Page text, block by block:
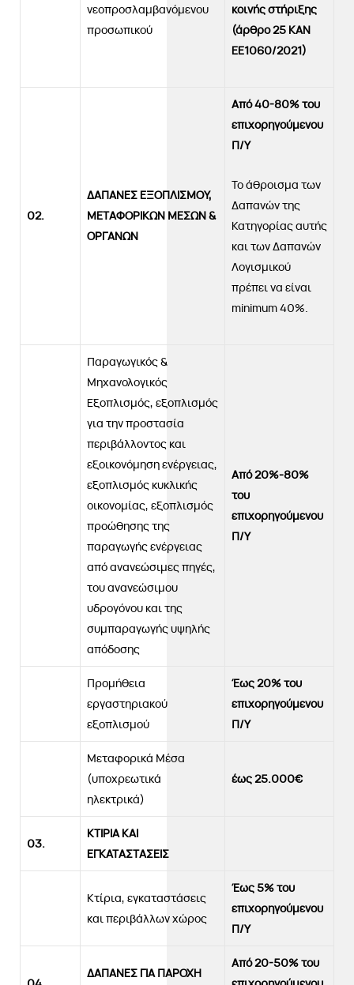
νεοπροσλαμβανόμενου
προσωπικού
κοινής στήριξης
(άρθρο 25 ΚΑΝ
ΕΕ1060/2021)
02.
ΔΑΠΑΝΕΣ ΕΞΟΠΛΙΣΜΟΥ,
ΜΕΤΑΦΟΡΙΚΩΝ ΜΕΣΩΝ &
ΟΡΓΑΝΩΝ
Από 40-80% του
επιχορηγούμενου
Π/Υ
Το άθροισμα των
Δαπανών της
Κατηγορίας αυτής
και των Δαπανών
Λογισμικού
πρέπει να είναι
minimum 40%.
Παραγωγικός &
Μηχανολογικός
Εξοπλισμός, εξοπλισμός
για την προστασία
περιβάλλοντος και
εξοικονόμηση ενέργειας,
εξοπλισμός κυκλικής
οικονομίας, εξοπλισμός
προώθησης της
παραγωγής ενέργειας
από ανανεώσιμες πηγές,
του ανανεώσιμου
υδρογόνου και της
συμπαραγωγής υψηλής
απόδοσης
Από 20%-80%
του
επιχορηγούμενου
Π/Υ
Προμήθεια
εργαστηριακού
εξοπλισμού
Έως 20% του
επιχορηγούμενου
Π/Υ
Μεταφορικά Μέσα
(υποχρεωτικά
ηλεκτρικά)
έως 25.000€
03.
ΚΤΙΡΙΑ ΚΑΙ
ΕΓΚΑΤΑΣΤΑΣΕΙΣ
Κτίρια, εγκαταστάσεις
και περιβάλλων χώρος
Έως 5% του
επιχορηγούμενου
Π/Υ
ΔΑΠΑΝΕΣ ΓΙΑ ΠΑΡΟΧΗ
Από 20-50% του